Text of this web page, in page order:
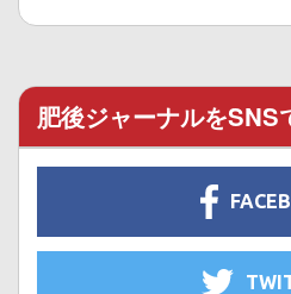
肥後ジャーナルをSNS